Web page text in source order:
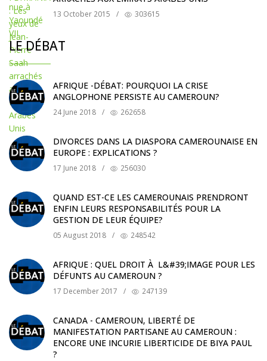
13 October 2015 / 303615
LE DÉBAT
AFRIQUE -DÉBAT: POURQUOI LA CRISE
ANGLOPHONE PERSISTE AU CAMEROUN?
24 June 2018 / 262658
DIVORCES DANS LA DIASPORA CAMEROUNAISE EN
EUROPE : EXPLICATIONS ?
17 June 2018 / 256030
QUAND EST-CE LES CAMEROUNAIS PRENDRONT
ENFIN LEURS RESPONSABILITÉS POUR LA
GESTION DE LEUR ÉQUIPE?
05 August 2018 / 248542
AFRIQUE : QUEL DROIT À L&#39;IMAGE POUR LES
DÉFUNTS AU CAMEROUN ?
17 December 2017 / 247139
CANADA - CAMEROUN, LIBERTÉ DE
MANIFESTATION PARTISANE AU CAMEROUN :
ENCORE UNE INCURIE LIBERTICIDE DE BIYA PAUL
?